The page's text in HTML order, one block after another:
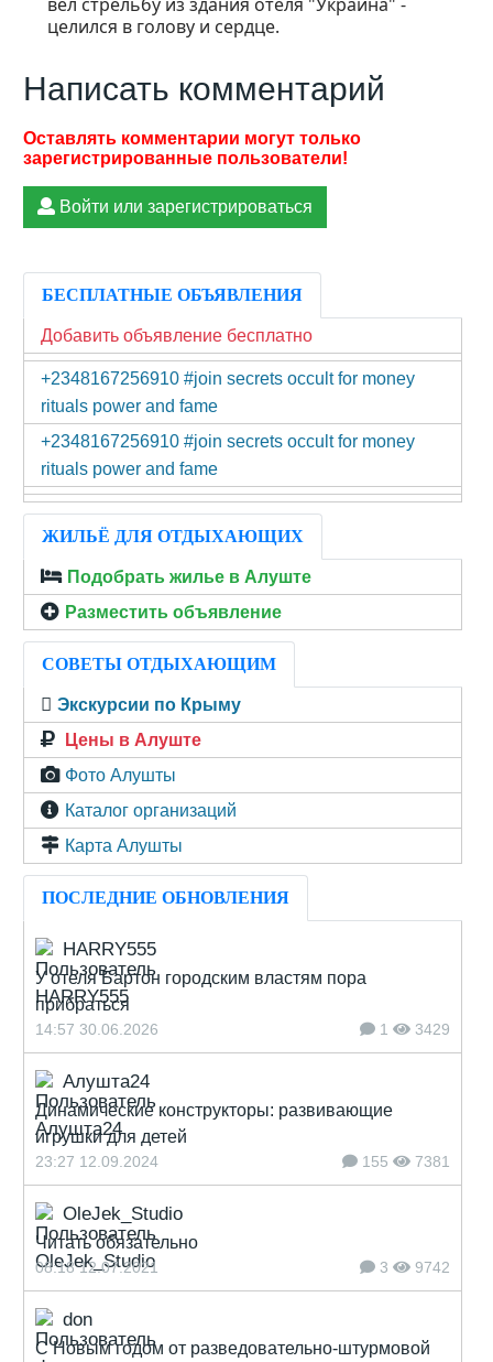
целился в голову и сердце.
Написать комментарий
Войти или зарегистрироваться
БЕСПЛАТНЫЕ ОБЪЯВЛЕНИЯ
Добавить объявление бесплатно
+2348167256910 #join secrets occult for money
rituals power and fame
+2348167256910 #join secrets occult for money
rituals power and fame
ЖИЛЬЁ ДЛЯ ОТДЫХАЮЩИХ
Подобрать жилье в Алуште
Разместить объявление
СОВЕТЫ ОТДЫХАЮЩИМ
Экскурсии по Крыму
Цены в Алуште
Фото Алушты
Каталог организаций
Карта Алушты
ПОСЛЕДНИЕ ОБНОВЛЕНИЯ
HARRY555
У отеля Бартон городским властям пора
прибраться
14:57 30.06.2026 1 3429
Алушта24
Динамические конструкторы: развивающие
игрушки для детей
23:27 12.09.2024 155 7381
OleJek_Studio
Читать обязательно
08:18 12.07.2021 3 9742
don
С Новым годом от разведовательно-штурмовой